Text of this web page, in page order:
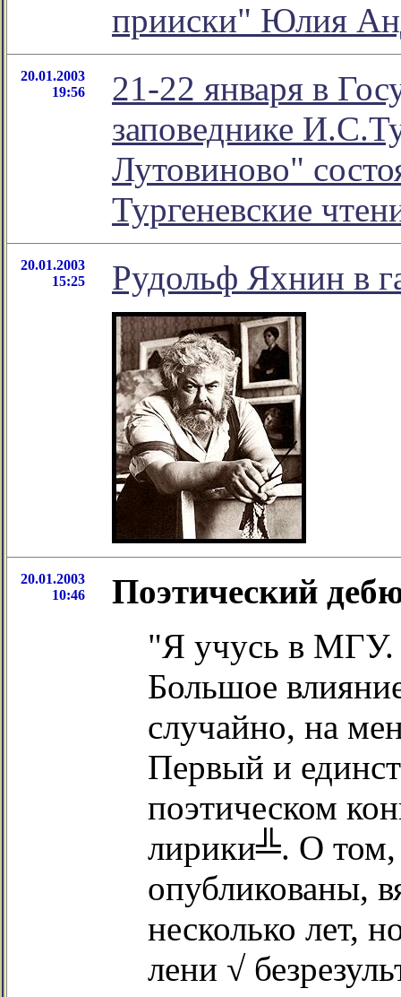
прииски" Юлия
20.01.2003
19:56
21-22 января в
заповеднике
Лутовиново"
Тургеневские
20.01.2003
15:25
Рудольф Яхнин в
20.01.2003
10:46
Поэтический
"Я учусь в МГУ.
Большое
случайно, на
Первый и
поэтическом
лирики╩. О
опубликованы,
несколько лет,
лени √